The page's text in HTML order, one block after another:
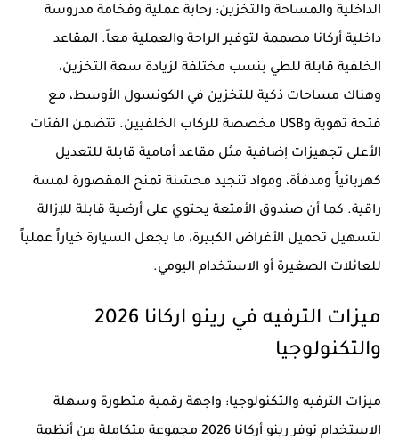
الداخلية والمساحة والتخزين: رحابة عملية وفخامة مدروسة
داخلية أركانا مصممة لتوفير الراحة والعملية معاً. المقاعد
الخلفية قابلة للطي بنسب مختلفة لزيادة سعة التخزين،
وهناك مساحات ذكية للتخزين في الكونسول الأوسط، مع
فتحة تهوية وUSB مخصصة للركاب الخلفيين. تتضمن الفئات
الأعلى تجهيزات إضافية مثل مقاعد أمامية قابلة للتعديل
كهربائياً ومدفأة، ومواد تنجيد محسّنة تمنح المقصورة لمسة
راقية. كما أن صندوق الأمتعة يحتوي على أرضية قابلة للإزالة
لتسهيل تحميل الأغراض الكبيرة، ما يجعل السيارة خياراً عملياً
للعائلات الصغيرة أو الاستخدام اليومي.
ميزات الترفيه في رينو اركانا 2026
والتكنولوجيا
ميزات الترفيه والتكنولوجيا: واجهة رقمية متطورة وسهلة
الاستخدام توفر رينو أركانا 2026 مجموعة متكاملة من أنظمة